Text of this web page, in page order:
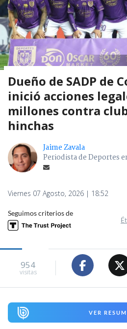
Dueño de SADP de
inició acciones
millones contra
hinchas
Jaime Zavala
Periodista de Deportes
Viernes 07 Agosto, 2026 | 18:52
Seguimos criterios de
954
visitas
VER